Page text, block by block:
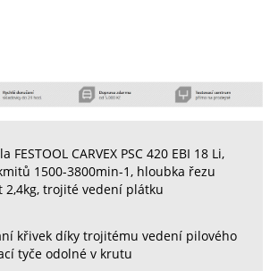
CARVEX PSC 420 EBI 18 Li,
1500-3800min-1, hloubka řezu
2,4kg, trojité vedení plátku
křivek díky trojitému vedení pilového
tyče odolné v krutu